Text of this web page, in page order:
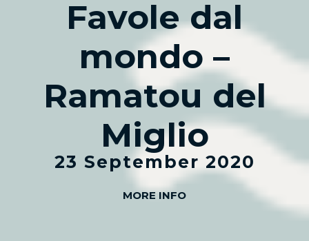
Favole dal
mondo –
Ramatou del
Miglio
23 September 2020
MORE INFO